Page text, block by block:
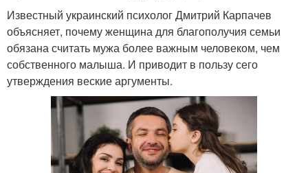
Известный украинский психолог Дмитрий Карпачев
объясняет, почему женщина для благополучия семьи
обязана считать мужа более важным человеком, чем
собственного малыша. И приводит в пользу сего
утверждения веские аргументы.